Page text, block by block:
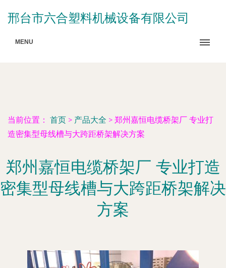
邢台市六合塑料机械设备有限公司
MENU
当前位置： 首页 > 产品大全 > 郑州嘉恒电缆桥架厂 专业打
造密集型母线槽与大跨距桥架解决方案
郑州嘉恒电缆桥架厂 专业打造
密集型母线槽与大跨距桥架解决
方案